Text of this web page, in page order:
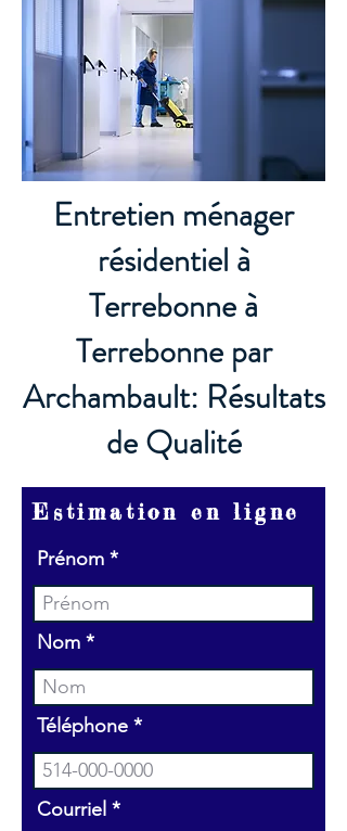
Entretien ménager
résidentiel à
Terrebonne à
Terrebonne par
Archambault: Résultats
de Qualité
Estimation en ligne
Prénom
Nom
Téléphone
Courriel